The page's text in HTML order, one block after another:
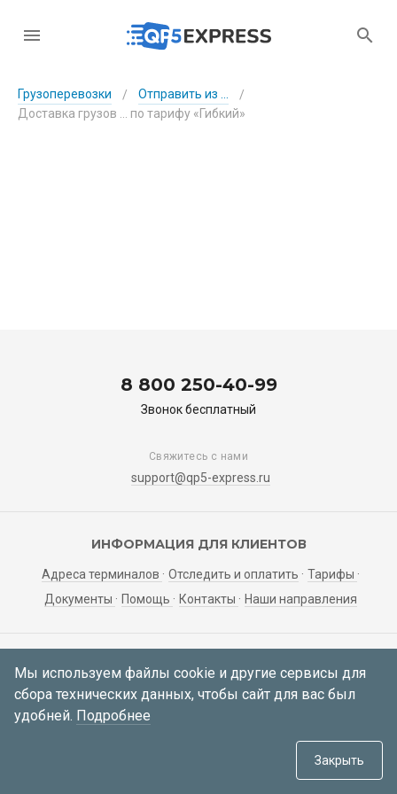
Грузоперевозки / Отправить из ...
/
Доставка грузов ... по тарифу «Гибкий»
8 800 250-40-99
Звонок бесплатный
Свяжитесь с нами
support@qp5-express.ru
ИНФОРМАЦИЯ ДЛЯ КЛИЕНТОВ
Адреса терминалов Отследить и оплатить
Тарифы
Документы
Помощь Контакты Наши направления
ЛИЧНЫЙ КАБИНЕТ
Мои заявки Регистрация Вход
634034, Томская область, г. Томск,
Мы используем файлы cookie и другие сервисы для
сбора технических данных, чтобы сайт для вас был
удобней. Подробнее
Закрыть